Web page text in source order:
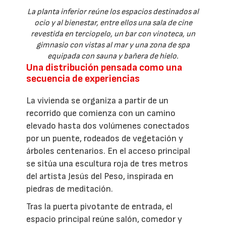
La planta inferior reúne los espacios destinados al
ocio y al bienestar, entre ellos una sala de cine
revestida en terciopelo, un bar con vinoteca, un
gimnasio con vistas al mar y una zona de spa
equipada con sauna y bañera de hielo.
Una distribución pensada como una
secuencia de experiencias
La vivienda se organiza a partir de un
recorrido que comienza con un camino
elevado hasta dos volúmenes conectados
por un puente, rodeados de vegetación y
árboles centenarios. En el acceso principal
se sitúa una escultura roja de tres metros
del artista Jesús del Peso, inspirada en
piedras de meditación.
Tras la puerta pivotante de entrada, el
espacio principal reúne salón, comedor y